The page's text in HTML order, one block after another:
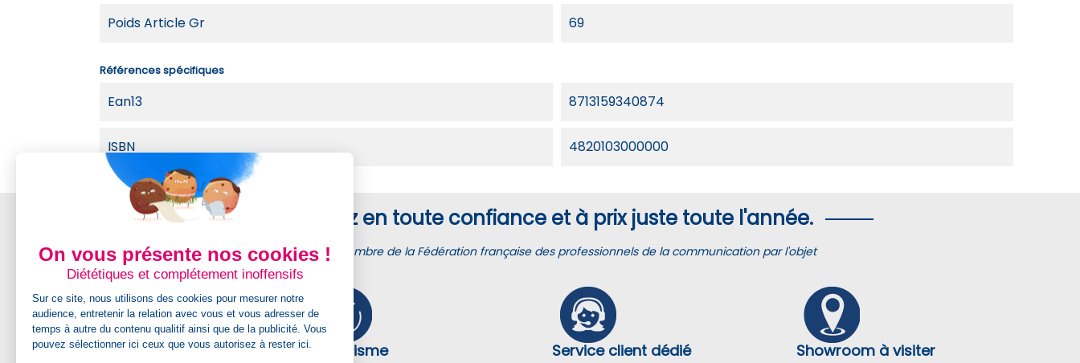
Poids Article Gr 69
Références spécifiques
Ean13 8713159340874
ISBN 4820103000000
Achetez en toute confiance et à prix juste toute l'année.
Kadimage membre de la Fédération française des professionnels de la communication par l'objet
Livraison gratuite Graphisme Service client dédié Showroom à visiter
On vous présente nos cookies !
Diététiques et complétement inoffensifs
Sur ce site, nous utilisons des cookies pour mesurer notre
audience, entretenir la relation avec vous et vous adresser de
temps à autre du contenu qualitif ainsi que de la publicité. Vous
pouvez sélectionner ici ceux que vous autorisez à rester ici.